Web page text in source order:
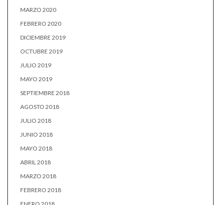
MARZO 2020
FEBRERO 2020
DICIEMBRE 2019
OCTUBRE 2019
JULIO 2019
MAYO 2019
SEPTIEMBRE 2018
AGOSTO 2018
JULIO 2018
JUNIO 2018
MAYO 2018
ABRIL 2018
MARZO 2018
FEBRERO 2018